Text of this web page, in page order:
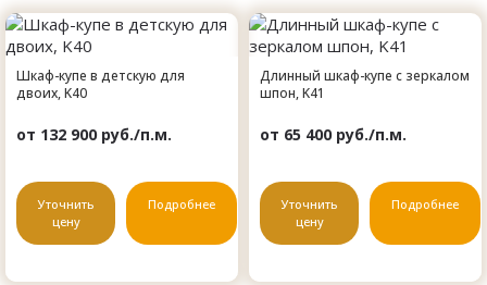
Шкаф-купе в детскую для
двоих, K40
от 132 900 руб./п.м.
Уточнить
цену
Подробнее
Длинный шкаф-купе с зеркалом
шпон, K41
от 65 400 руб./п.м.
Уточнить
цену
Подробнее